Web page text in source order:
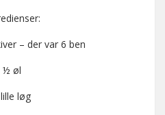
– der var 6 ben
½ øl
løg